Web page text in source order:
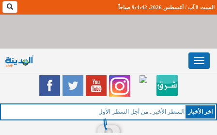
السبت 8 آب / أغسطس 2026. 9:4:43 صباحاً
Toggle
navigation
اخر اﻷخبار